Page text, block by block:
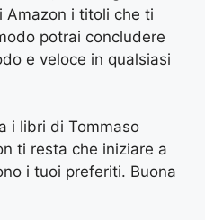
Amazon i titoli che ti
potrai concludere
e veloce in qualsiasi
i libri di Tommaso
ti resta che iniziare a
i tuoi preferiti. Buona